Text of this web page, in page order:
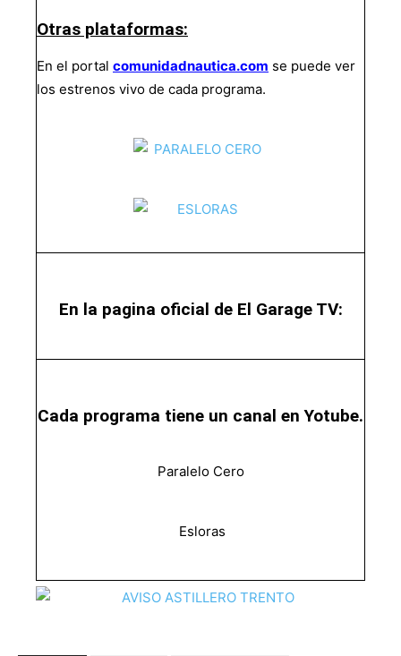
Otras plataformas:
En el portal comunidadnautica.com se puede ver
los estrenos vivo de cada programa.
En la pagina oficial de El Garage TV:
Cada programa tiene un canal en Yotube.
Paralelo Cero
Esloras